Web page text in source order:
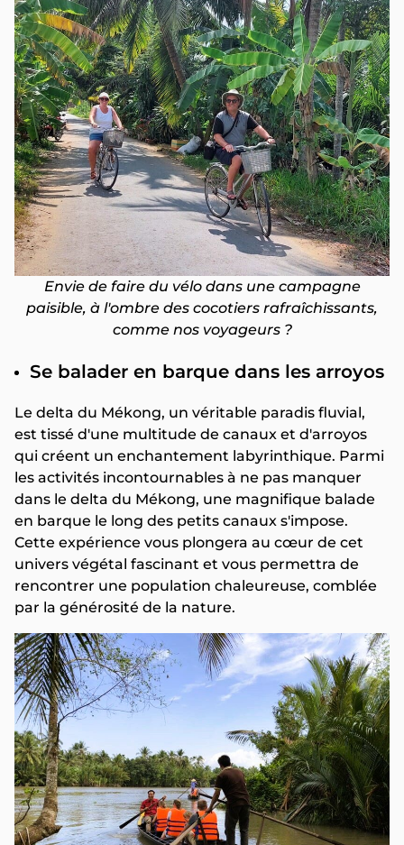
Envie de faire du vélo dans une campagne
paisible, à l'ombre des cocotiers rafraîchissants,
comme nos voyageurs ?
Se balader en barque dans les arroyos
Le delta du Mékong, un véritable paradis fluvial,
est tissé d'une multitude de canaux et d'arroyos
qui créent un enchantement labyrinthique. Parmi
les activités incontournables à ne pas manquer
dans le delta du Mékong, une magnifique balade
en barque le long des petits canaux s'impose.
Cette expérience vous plongera au cœur de cet
univers végétal fascinant et vous permettra de
rencontrer une population chaleureuse, comblée
par la générosité de la nature.